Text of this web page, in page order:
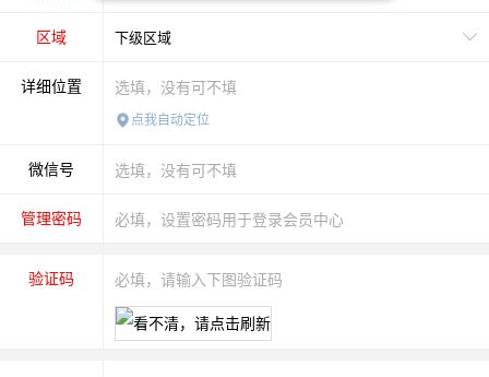
区域
详细位置
点我自动定位
微信号
管理密码
验证码